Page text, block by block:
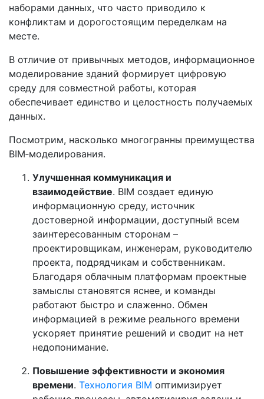
наборами данных, что часто приводило к
конфликтам и дорогостоящим переделкам на
месте.
В отличие от привычных методов, информационное
моделирование зданий формирует цифровую
среду для совместной работы, которая
обеспечивает единство и целостность получаемых
данных.
Посмотрим, насколько многогранны преимущества
BIM‑моделирования.
Улучшенная коммуникация и
взаимодействие. BIM создает единую
информационную среду, источник
достоверной информации, доступный всем
заинтересованным сторонам –
проектировщикам, инженерам, руководителю
проекта, подрядчикам и собственникам.
Благодаря облачным платформам проектные
замыслы становятся яснее, и команды
работают быстро и слаженно. Обмен
информацией в режиме реального времени
ускоряет принятие решений и сводит на нет
недопонимание.
Повышение эффективности и экономия
времени. Технология BIM оптимизирует